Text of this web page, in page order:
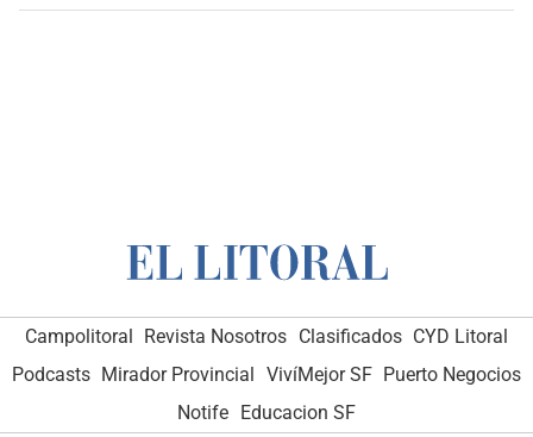
Campolitoral Revista Nosotros Clasificados CYD Litoral
Podcasts Mirador Provincial VivíMejor SF Puerto Negocios
Notife Educacion SF